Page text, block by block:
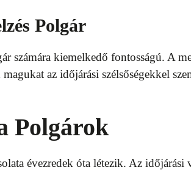
Polgár
számára kiemelkedő fontosságú. A
az időjárási szélsőségekkel
Polgárok
évezredek óta létezik. Az